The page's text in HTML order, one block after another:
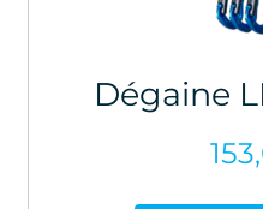
Dégaine